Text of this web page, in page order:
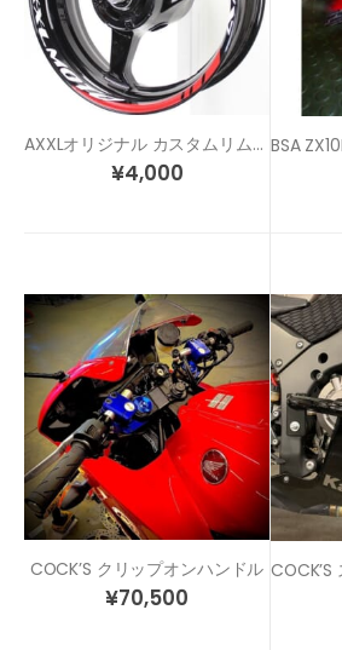
AXXLオリジナル カスタムリムステッカー SP1
¥4,000
COCK’S クリップオンハンドル
¥70,500